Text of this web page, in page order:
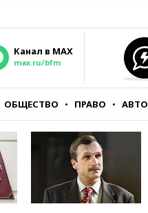
Канал в MAX
max.ru/bfm
ОБЩЕСТВО ПРАВО АВТО